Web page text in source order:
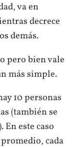
va en
decrece
demás.
pero bien vale
más simple.
10 personas
(también se
En este caso
cada